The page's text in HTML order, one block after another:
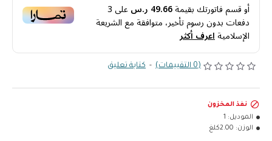
أو قسم فاتورتك بقيمة49.66 ر.س على3
دفعات بدون رسوم تأخير، متوافقة مع الشريعة
الإسلاميةاعرف أكثر
(0 التقييمات) - كتابة تعليق
نفذ المخزون
الموديل: 1
الوزن: 2.00كلغ